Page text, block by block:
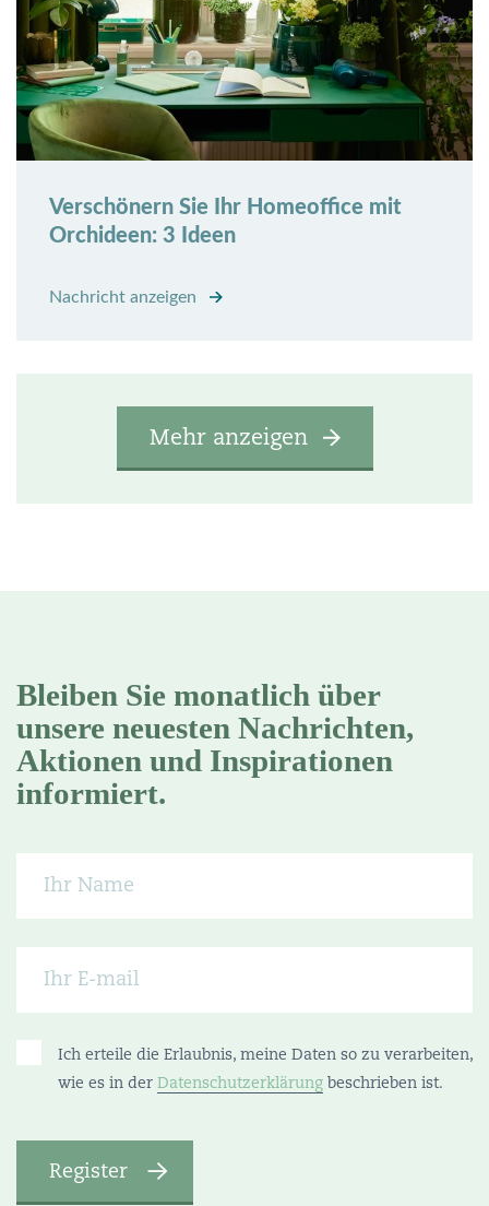
Verschönern Sie Ihr Homeoffice mit
Orchideen: 3 Ideen
Nachricht anzeigen
Mehr anzeigen
Bleiben Sie monatlich über
unsere neuesten Nachrichten,
Aktionen und Inspirationen
informiert.
Ich erteile die Erlaubnis, meine Daten so zu verarbeiten,
wie es in der Datenschutzerklärung beschrieben ist.